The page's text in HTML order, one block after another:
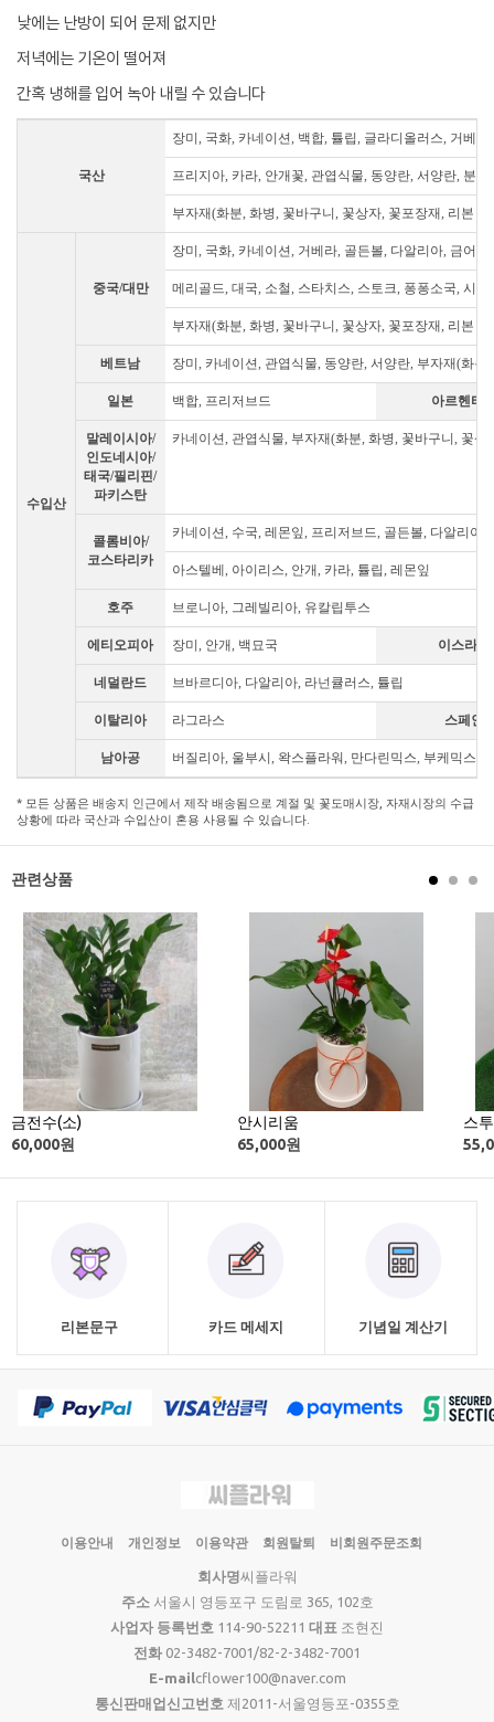
낮에는 난방이 되어 문제 없지만
저녁에는 기온이 떨어져
간혹 냉해를 입어 녹아 내릴 수 있습니다
국산
장미, 국화, 카네이션, 백합, 튤립, 글라디올러스, 거베라
프리지아, 카라, 안개꽃, 관엽식물, 동양란, 서양란, 분재
부자재(화분, 화병, 꽃바구니, 꽃상자, 꽃포장재, 리본 등)
수입산
중국/대만
장미, 국화, 카네이션, 거베라, 골든볼, 다알리아, 금어
메리골드, 대국, 소철, 스타치스, 스토크, 퐁퐁소국, 시
부자재(화분, 화병, 꽃바구니, 꽃상자, 꽃포장재, 리본 등)
베트남 장미, 카네이션, 관엽식물, 동양란, 서양란, 부자재(화
일본 백합, 프리저브드 아르헨티
말레이시아/
인도네시아/
태국/필리핀/
파키스탄
카네이션, 관엽식물, 부자재(화분, 화병, 꽃바구니, 꽃상
콜롬비아/
코스타리카
카네이션, 수국, 레몬잎, 프리저브드, 골든볼, 다알리아,
아스텔베, 아이리스, 안개, 카라, 튤립, 레몬잎
호주 브로니아, 그레빌리아, 유칼립투스
에티오피아 장미, 안개, 백묘국 이스라엘
네덜란드 브바르디아, 다알리아, 라넌큘러스, 튤립
이탈리아 라그라스 스페인
남아공 버질리아, 울부시, 왁스플라워, 만다린믹스, 부케믹스,
* 모든 상품은 배송지 인근에서 제작 배송됨으로 계절 및 꽃도매시장, 자재시장의 수급
상황에 따라 국산과 수입산이 혼용 사용될 수 있습니다.
관련상품
금전수(소)
60,000원
안시리움
65,000원
스
리본문구 카드 메세지 기념일 계산기
이용안내 개인정보 이용약관 회원탈퇴 비회원주문조회
회사명 씨플라워
주소서울시 영등포구 도림로 365, 102호
사업자 등록번호 114-90-52211 대표 조현진
전화 02-3482-7001/82-2-3482-7001
E-mailcflower100@naver.com
통신판매업신고번호 제2011-서울영등포-0355호